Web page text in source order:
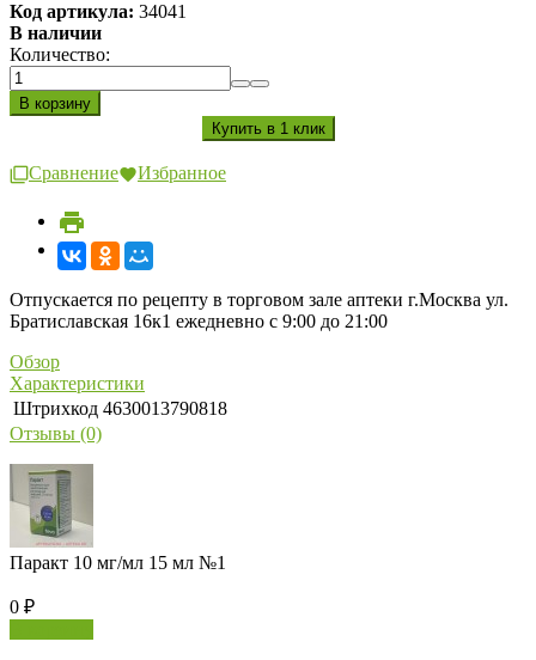
Код артикула: 34041
В наличии
Количество:
Сравнение Избранное
Отпускается по рецепту в торговом зале аптеки г.Москва ул.
Братиславская 16к1 ежедневно с 9:00 до 21:00
Обзор
Характеристики
Штрихкод 4630013790818
Отзывы (0)
Паракт 10 мг/мл 15 мл №1
0 ₽